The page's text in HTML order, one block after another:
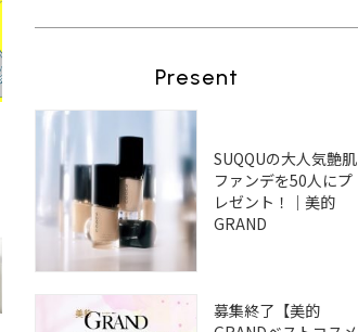
Present
SUQQUの大人気艶肌
ファンデを50人にプ
レゼント！｜美的
GRAND
募集終了【美的